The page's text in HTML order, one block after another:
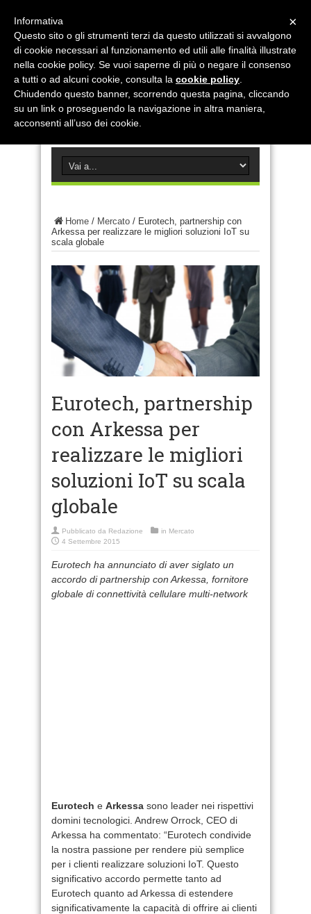
Home / Mercato / Eurotech, partnership con
Arkessa per realizzare le migliori soluzioni IoT su
scala globale
Eurotech, partnership
con Arkessa per
realizzare le migliori
soluzioni IoT su scala
globale
Pubblicato da Redazione in Mercato
4 Settembre 2015
Eurotech ha annunciato di aver siglato un
accordo di partnership con Arkessa, fornitore
globale di connettività cellulare multi-network
Eurotech e Arkessa sono leader nei rispettivi
domini tecnologici. Andrew Orrock, CEO di
Arkessa ha commentato: “Eurotech condivide
la nostra passione per rendere più semplice
per i clienti realizzare soluzioni IoT. Questo
significativo accordo permette tanto ad
Eurotech quanto ad Arkessa di estendere
significativamente la capacità di offrire ai clienti
×
Informativa
Questo sito o gli strumenti terzi da questo utilizzati si avvalgono
di cookie necessari al funzionamento ed utili alle finalità illustrate
nella cookie policy. Se vuoi saperne di più o negare il consenso
a tutti o ad alcuni cookie, consulta la cookie policy
Chiudendo questo banner, scorrendo questa pagina, cliccando
su un link o proseguendo la navigazione in altra maniera,
acconsenti all’uso dei cookie.